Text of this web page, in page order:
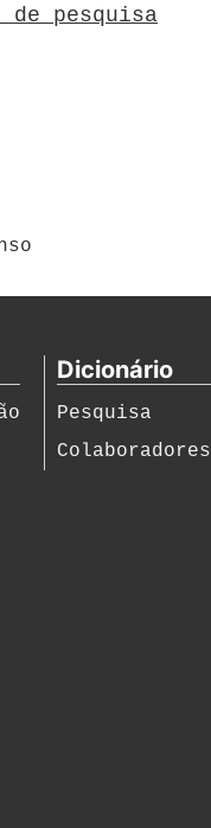
de pesquisa
Dicionário
Pesquisa
Colaboradores